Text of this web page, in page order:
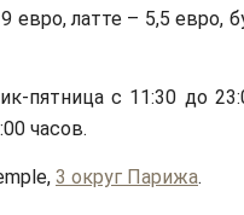
латте – 5,5 евро,
пятница с 11:30 до
часов.
3 округ Парижа.